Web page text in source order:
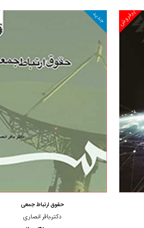
پرفروش
مشاهده و خرید
جدید
حقوق ارتباط جمعی
دکتر،باقر انصاری